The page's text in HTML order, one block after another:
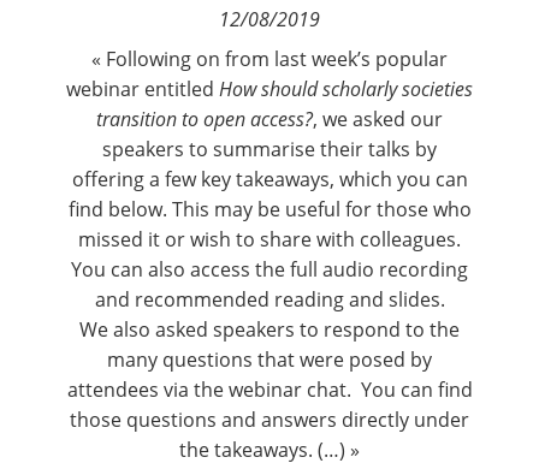
12/08/2019
« Following on from last week’s popular
webinar entitled How should scholarly societies
transition to open access?, we asked our
speakers to summarise their talks by
offering a few key takeaways, which you can
find below. This may be useful for those who
missed it or wish to share with colleagues.
You can also access the full audio recording
and recommended readingand slides.
We also asked speakers to respond to the
many questions that were posed by
attendees via the webinar chat. You can find
those questions and answers directly under
the takeaways. (…) »